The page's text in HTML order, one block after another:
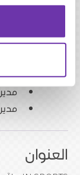
لي
العنوان